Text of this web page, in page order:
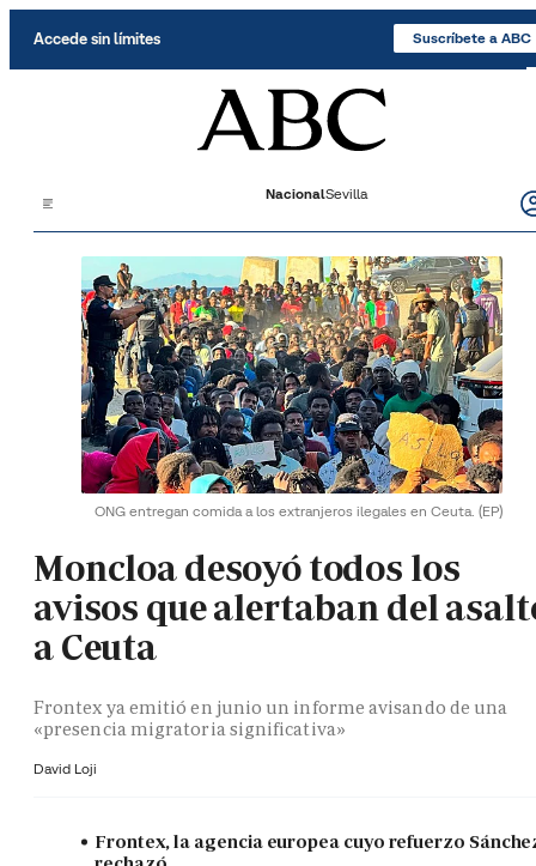
Accede sin límites Suscríbete a ABC
NacionalSevilla
ONG entregan comida a los extranjeros ilegales en Ceuta. (EP)
Moncloa desoyó todos los
avisos que alertaban del
a Ceuta
Frontex ya emitió en junio un informe avisando de una
«presencia migratoria significativa»
David Loji
Frontex, la agencia europea cuyo refuerzo